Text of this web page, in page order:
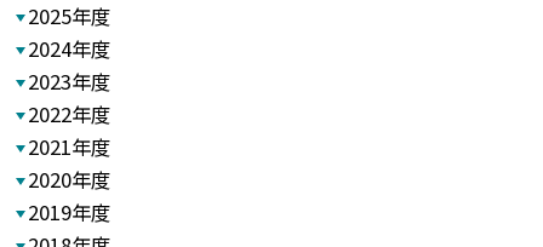
2025年度
2024年度
2023年度
2022年度
2021年度
2020年度
2019年度